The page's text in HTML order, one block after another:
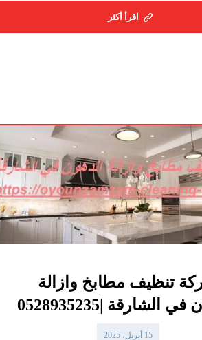
اقرأ أكثر
تنظيف مطابخ وازالة
الشارقة |0528935235
15 أبريل، 2025